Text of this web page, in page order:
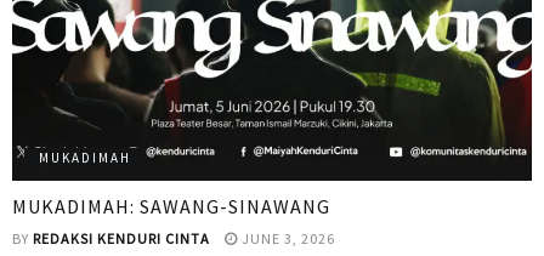
MUKADIMAH
MUKADIMAH: SAWANG-SINAWANG
BY REDAKSI KENDURI CINTA JUNE 3, 2026